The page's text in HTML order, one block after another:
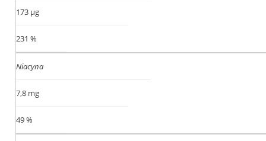
173 µg
231 %
Niacyna
7,8 mg
49 %